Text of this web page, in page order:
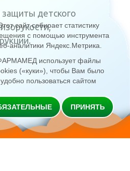
детского
сайт собирает статистику
с помощью инструмента
аналитики Яндекс.Метрика
использует файлы
(«куки»), чтобы Вам было
удобно пользоваться сайтом
ПРИНЯТЬ